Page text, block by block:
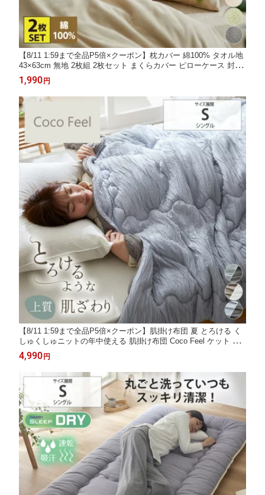
【8/11 1:59まで全品P5倍×クーポン】枕カバー 綿100% タオル地
43×63cm 無地 2枚組 2枚セット まくらカバー ピローケース 封筒
型 合わせ式 洗える 敏感肌 肌に優しい 汗対策 清潔 ニッセン niss
en
1,990 円
【8/11 1:59まで全品P5倍×クーポン】肌掛け布団 夏 とろける く
しゅくしゅニットの年中使える 肌掛け布団 Coco Feel ケット 洗
える 寝具 冷房対策 年中 とろとろ くしゅくしゅ かわいい 春 夏
とろとろケット 掛け布団 肌布団 タオルケット シングル ニッセン
4,990 円